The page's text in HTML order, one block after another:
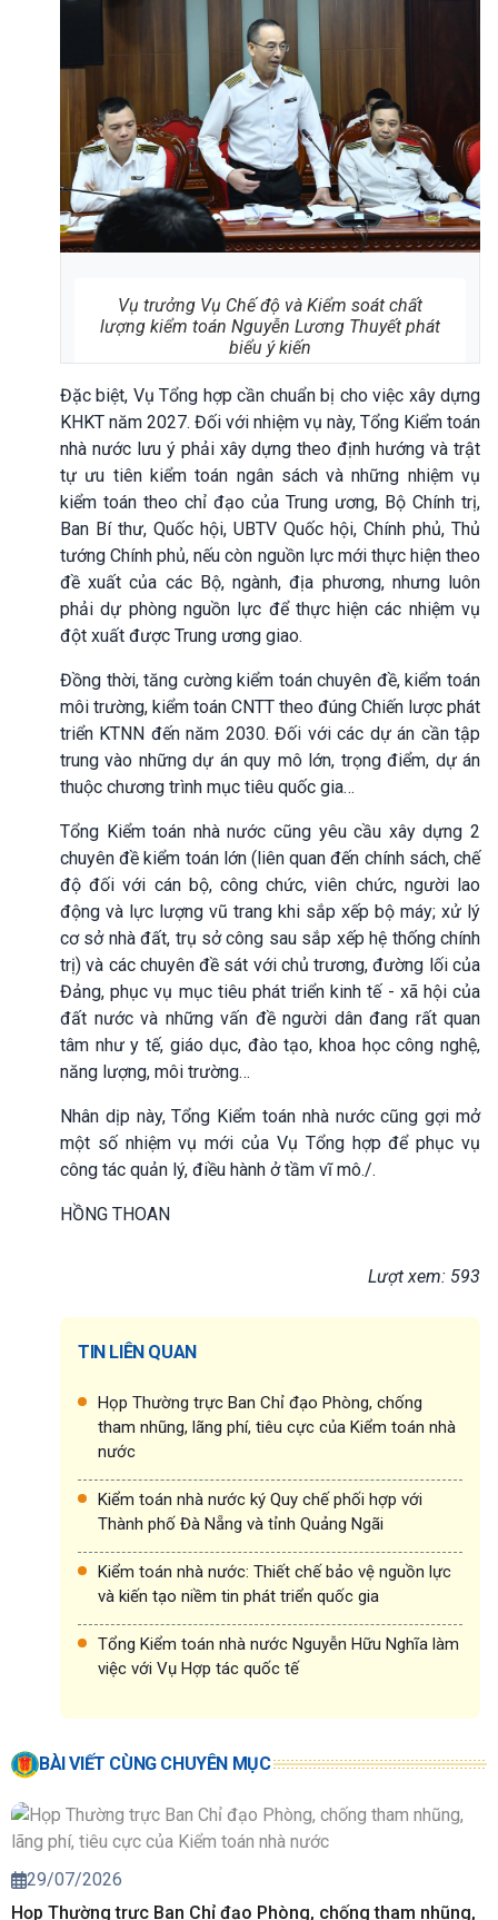
Vụ trưởng Vụ Chế độ và Kiểm soát chất
lượng kiểm toán Nguyễn Lương Thuyết phát
biểu ý kiến
Đặc biệt, Vụ Tổng hợp cần chuẩn bị cho việc xây dựng
KHKT năm 2027. Đối với nhiệm vụ này, Tổng Kiểm toán
nhà nước lưu ý phải xây dựng theo định hướng và trật
tự ưu tiên kiểm toán ngân sách và những nhiệm vụ
kiểm toán theo chỉ đạo của Trung ương, Bộ Chính trị,
Ban Bí thư, Quốc hội, UBTV Quốc hội, Chính phủ, Thủ
tướng Chính phủ, nếu còn nguồn lực mới thực hiện theo
đề xuất của các Bộ, ngành, địa phương, nhưng luôn
phải dự phòng nguồn lực để thực hiện các nhiệm vụ
đột xuất được Trung ương giao.
Đồng thời, tăng cường kiểm toán chuyên đề, kiểm toán
môi trường, kiểm toán CNTT theo đúng Chiến lược phát
triển KTNN đến năm 2030. Đối với các dự án cần tập
trung vào những dự án quy mô lớn, trọng điểm, dự án
thuộc chương trình mục tiêu quốc gia…
Tổng Kiểm toán nhà nước cũng yêu cầu xây dựng 2
chuyên đề kiểm toán lớn (liên quan đến chính sách, chế
độ đối với cán bộ, công chức, viên chức, người lao
động và lực lượng vũ trang khi sắp xếp bộ máy; xử lý
cơ sở nhà đất, trụ sở công sau sắp xếp hệ thống chính
trị) và các chuyên đề sát với chủ trương, đường lối của
Đảng, phục vụ mục tiêu phát triển kinh tế - xã hội của
đất nước và những vấn đề người dân đang rất quan
tâm như y tế, giáo dục, đào tạo, khoa học công nghệ,
năng lượng, môi trường…
Nhân dịp này, Tổng Kiểm toán nhà nước cũng gợi mở
một số nhiệm vụ mới của Vụ Tổng hợp để phục vụ
công tác quản lý, điều hành ở tầm vĩ mô./.
HỒNG THOAN
Lượt xem: 593
TIN LIÊN QUAN
Họp Thường trực Ban Chỉ đạo Phòng, chống
tham nhũng, lãng phí, tiêu cực của Kiểm toán nhà
nước
Kiểm toán nhà nước ký Quy chế phối hợp với
Thành phố Đà Nẵng và tỉnh Quảng Ngãi
Kiểm toán nhà nước: Thiết chế bảo vệ nguồn lực
và kiến tạo niềm tin phát triển quốc gia
Tổng Kiểm toán nhà nước Nguyễn Hữu Nghĩa làm
việc với Vụ Hợp tác quốc tế
BÀI VIẾT CÙNG CHUYÊN MỤC
29/07/2026
Họp Thường trực Ban Chỉ đạo Phòng, chống tham nhũng,